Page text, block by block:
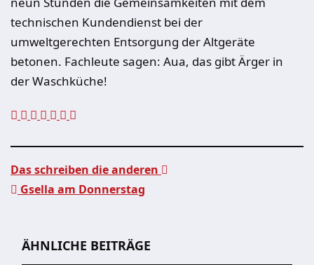
technischen Kundendienst bei der
umweltgerechten Entsorgung der Altgeräte
betonen. Fachleute sagen: Aua, das gibt Ärger in
der Waschküche!
Das schreiben die anderen
Gsella am Donnerstag
ÄHNLICHE BEITRÄGE